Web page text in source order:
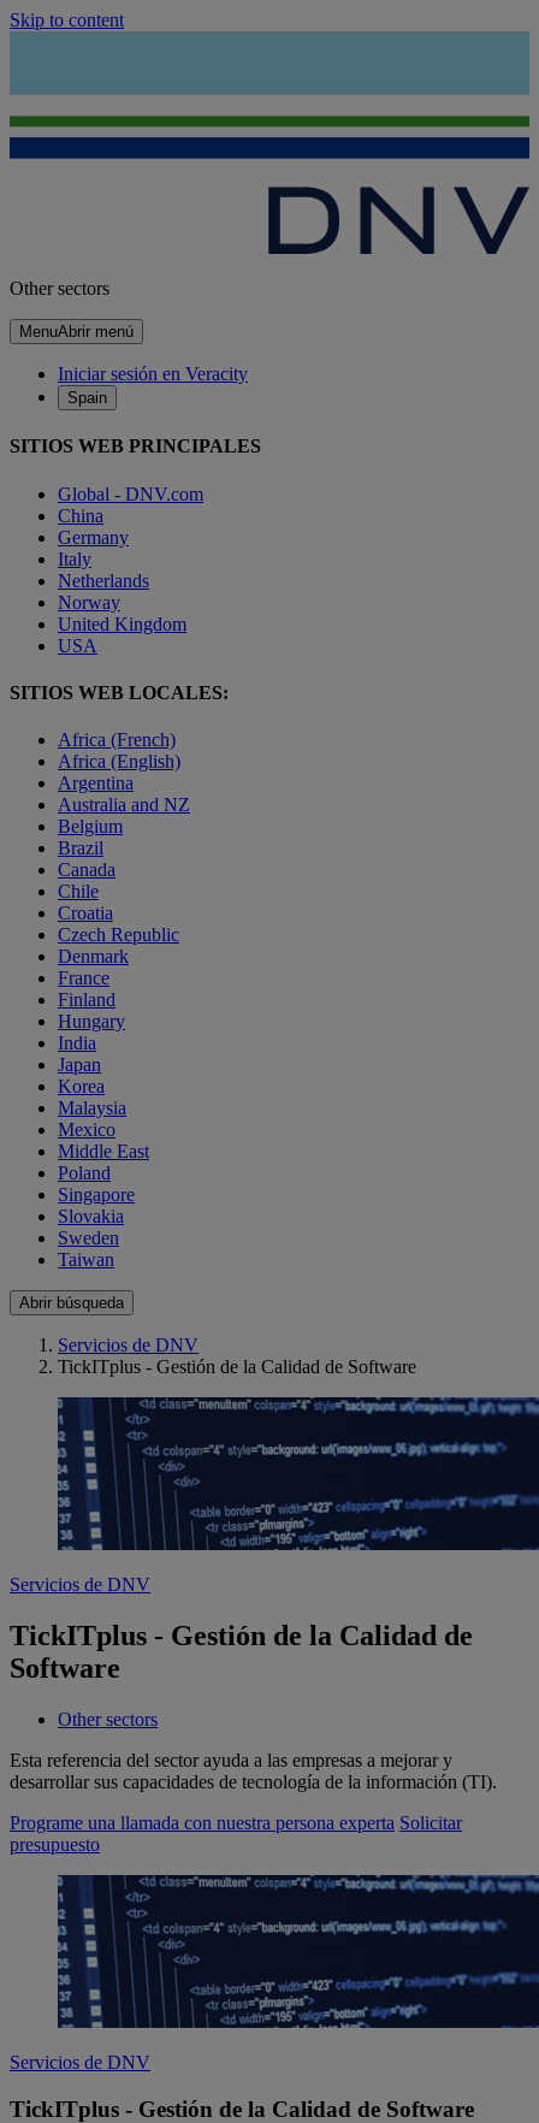
Skip to content
Other sectors
MenuAbrir menú
Iniciar sesión en Veracity
Spain
SITIOS WEB PRINCIPALES
Global - DNV.com
China
Germany
Italy
Netherlands
Norway
United Kingdom
USA
SITIOS WEB LOCALES:
Africa (French)
Africa (English)
Argentina
Australia and NZ
Belgium
Brazil
Canada
Chile
Croatia
Czech Republic
Denmark
France
Finland
Hungary
India
Japan
Korea
Malaysia
Mexico
Middle East
Poland
Singapore
Slovakia
Sweden
Taiwan
Abrir búsqueda
Servicios de DNV
TickITplus - Gestión de la Calidad de Software
Servicios de DNV
TickITplus - Gestión de la Calidad de
Software
Other sectors
Esta referencia del sector ayuda a las empresas a mejorar y
desarrollar sus capacidades de tecnología de la información (TI).
Programe una llamada con nuestra persona experta Solicitar
presupuesto
Servicios de DNV
TickITplus - Gestión de la Calidad de Software